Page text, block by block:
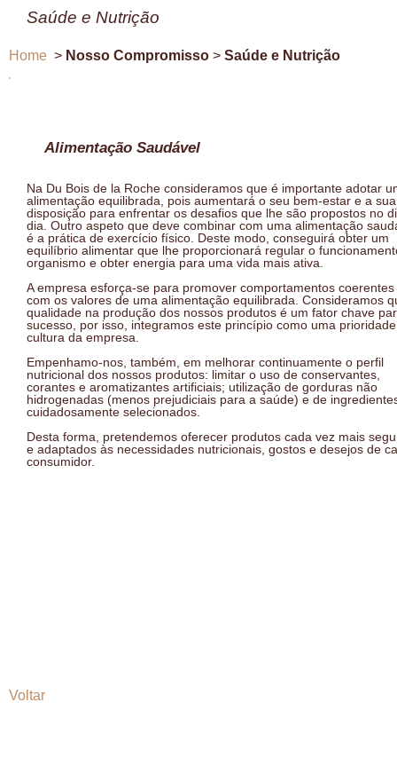
Saúde e Nutrição
Home > Nosso Compromisso > Saúde e Nutrição
Alimentação Saudável
Na Du Bois de la Roche consideramos que é importante adotar
alimentação equilibrada, pois aumentará o seu bem-estar e a sua
disposição para enfrentar os desafios que lhe são propostos no
dia. Outro aspeto que deve combinar com uma alimentação
é a prática de exercício físico. Deste modo, conseguirá obter um
equilíbrio alimentar que lhe proporcionará regular o
organismo e obter energia para uma vida mais ativa.
A empresa esforça-se para promover comportamentos coerentes
com os valores de uma alimentação equilibrada. Consideramos
qualidade na produção dos nossos produtos é um fator chave
sucesso, por isso, integramos este princípio como uma
cultura da empresa.
Empenhamo-nos, também, em melhorar continuamente o perfil
nutricional dos nossos produtos: limitar o uso de conservantes,
corantes e aromatizantes artificiais; utilização de gorduras não
hidrogenadas (menos prejudiciais para a saúde) e de
cuidadosamente selecionados.
Desta forma, pretendemos oferecer produtos cada vez mais
e adaptados às necessidades nutricionais, gostos e desejos de
consumidor.
Voltar